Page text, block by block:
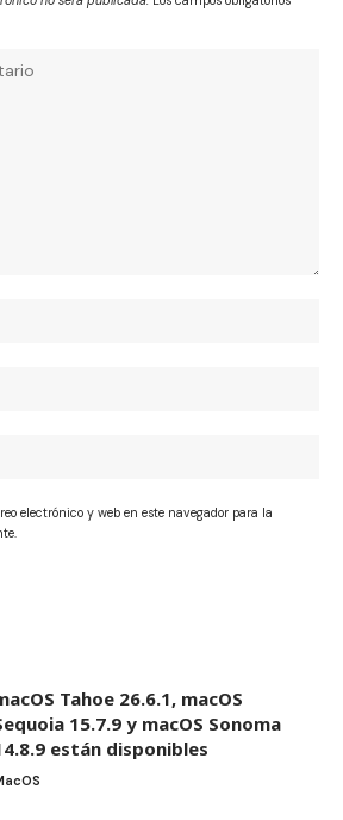
electrónico y web en este navegador para la
Tahoe 26.6.1, macOS
15.7.9 y macOS Sonoma
están disponibles